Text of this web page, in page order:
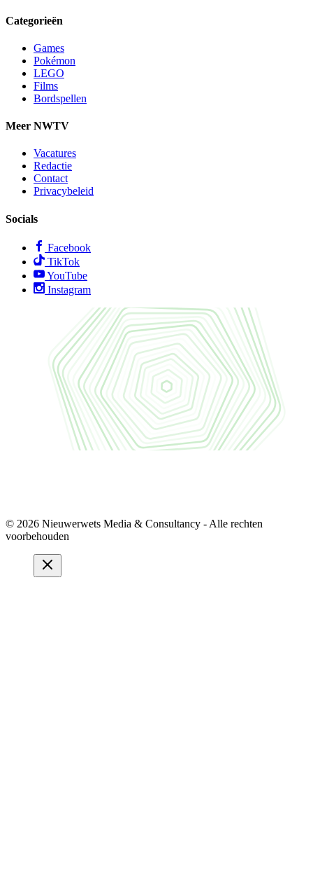
Categorieën
Games
Pokémon
LEGO
Films
Bordspellen
Meer NWTV
Vacatures
Redactie
Contact
Privacybeleid
Socials
Facebook
TikTok
YouTube
Instagram
© 2026 Nieuwerwets Media & Consultancy - Alle rechten
voorbehouden